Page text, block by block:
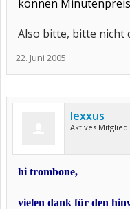
können
Also bitte, bitte nicht
22. Juni 2005
lexxus
Aktives Mitglied
hi trombone,
vielen dank für den